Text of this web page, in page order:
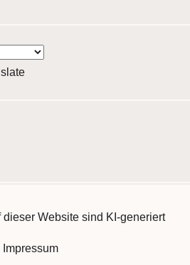
Website sind KI-generiert
Impressum